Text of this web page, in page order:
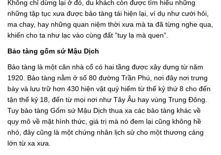
Không chỉ dừng lại ở đó, du khách còn được tìm hiểu những
những tập tục xưa được bảo tàng tái hiện lại, ví dụ như cưới hỏi,
ma chay, hay những quan niệm thời xưa mà ta đã từng nghe qua,
khiến cho ta như lạc vào cùng đất ”tuy lạ mà quen”.
Bảo tàng gốm sứ Mậu Dịch
Bảo tàng là một căn nhà cổ có hai tầng được xây dựng từ năm
1920. Bảo tàng nằm ở số 80 đường Trần Phú, nơi đây nơi trưng
bày và lưu trữ hơn 430 hiện vật quý hiếm từ thế kỷ thứ 8 cho đến
tận thế kỷ 18, đến từ mọi nơi như Tây Âu hay vùng Trung Đông.
Tuy bảo tàng Gốm sứ Mậu Dịch thua xa các bảo tàng khác về
quy mô về mặt hình thức, giá trị mà nó đem lại cũng không hề
nhỏ, đây cũng là một chứng nhân lịch sử cho một thương cảng
lớn từ xa xưa.